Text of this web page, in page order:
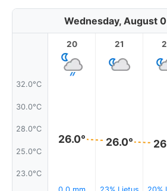
Wednesday, August
32.0°C
30.0°C
28.0°C
25.0°C
23.0°C
20
26.0°
21
26.0°